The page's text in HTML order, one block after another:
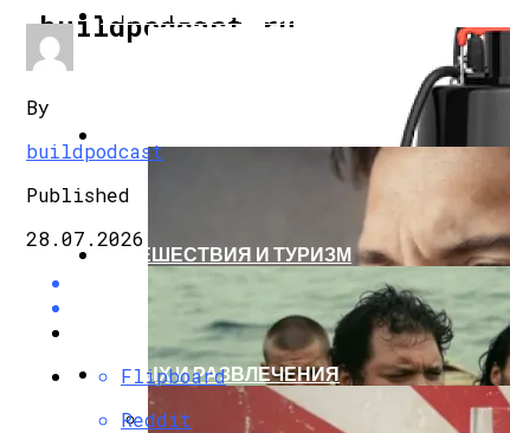
buildpodcast.ru
СТРОИТЕЛЬСТВО И РЕМОНТ
ПУТЕШЕСТВИЯ И ТУРИЗМ
ОТДЫХ И РАЗВЛЕЧЕНИЯ
By
buildpodcast
Published
28.07.2026
Flipboard
Reddit